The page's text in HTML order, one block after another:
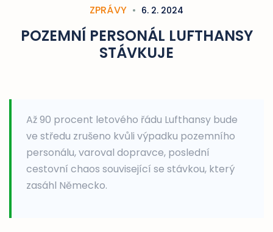
ZPRÁVY 6. 2. 2024
POZEMNÍ PERSONÁL LUFTHANSY
STÁVKUJE
Až 90 procent letového řádu Lufthansy bude
ve středu zrušeno kvůli výpadku pozemního
personálu, varoval dopravce, poslední
cestovní chaos související se stávkou, který
zasáhl Německo.